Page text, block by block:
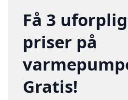
Få 3
priser på
Gratis!